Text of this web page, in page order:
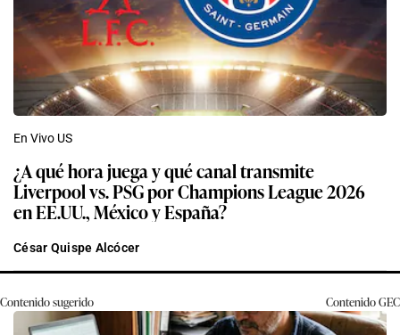
En Vivo US
¿A qué hora juega y qué canal transmite
Liverpool vs. PSG por Champions League 2026
en EE.UU., México y España?
César Quispe Alcócer
Contenido sugerido ContenidoGEC